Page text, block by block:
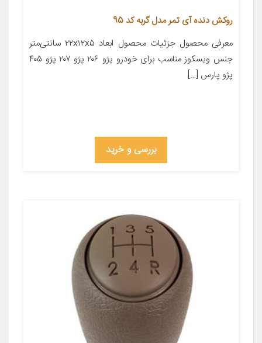
روکش دنده آی تمر مدل گربه کد 95
معرفی محصول جزئیات محصول ابعاد ۲۲x۱۲x۵ سانتی‌متر
جنس ویسکوز مناسب برای خودرو پژو ۲۰۶ پژو ۲۰۷ پژو ۴۰۵
پژو پارس […]
بررسی و خرید